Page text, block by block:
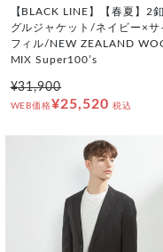
【BLACK LINE】【春夏】2
グルジャケット/ネイビー×サ
フィル/NEW ZEALAND
MIX Super100’s
¥31,900
WEB価格¥25,520 税込